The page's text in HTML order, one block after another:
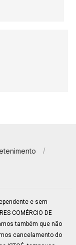
e sem
COMÉRCIO DE
também que não
cancelamento do